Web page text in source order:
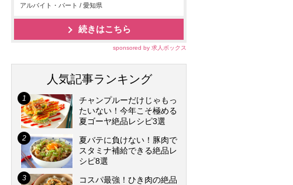
アルバイト・パート / 愛知県
続きはこちら
sponsored by 求人ボックス
人気記事ランキング
チャンプルーだけじゃもっ
たいない！今年こそ極める
夏ゴーヤ絶品レシピ3選
夏バテに負けない！豚肉で
スタミナ補給できる絶品レ
シピ8選
コスパ最強！ひき肉の絶品